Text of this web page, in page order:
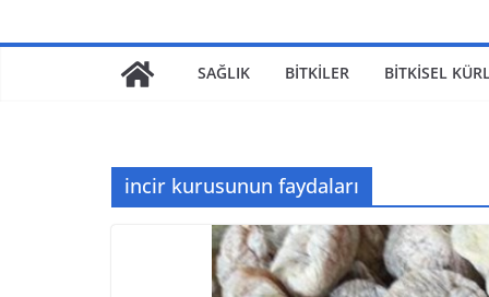
SAĞLIK BİTKİLER BİTKİSEL
incir kurusunun faydaları